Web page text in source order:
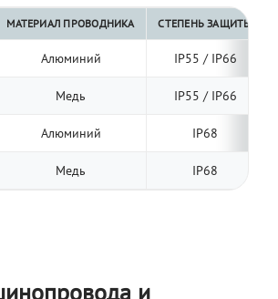
МАТЕРИАЛ ПРОВОДНИКА СТЕПЕНЬ ЗАЩИТЫ
Алюминий IP55 / IP66
Медь IP55 / IP66
Алюминий IP68
Медь IP68
и